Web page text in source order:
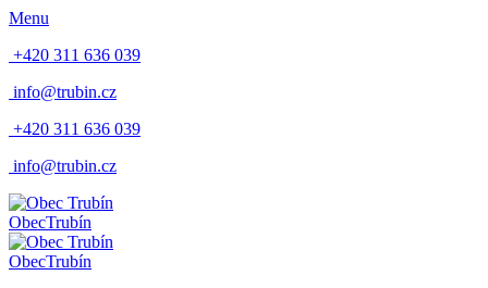
Menu
+420 311 636 039
info@trubin.cz
+420 311 636 039
info@trubin.cz
ObecTrubín
ObecTrubín